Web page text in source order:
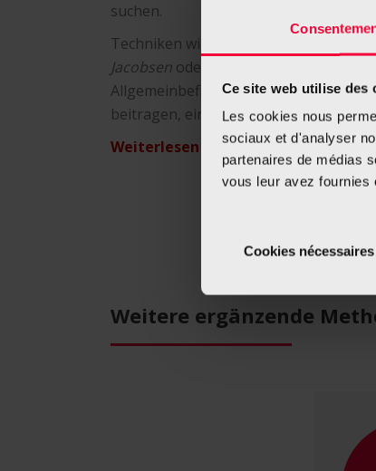
Ce site web utilise des
Les cookies nous
sociaux et d'analyser
partenaires de médias
vous leur avez fournies
Cookies
suchen.
Techniken wie die
Jacobsen oder
Allgemeinbefinden verbessern und so
beitragen, einen Rückfall zu
Weiterlesen
Weitere ergänzende